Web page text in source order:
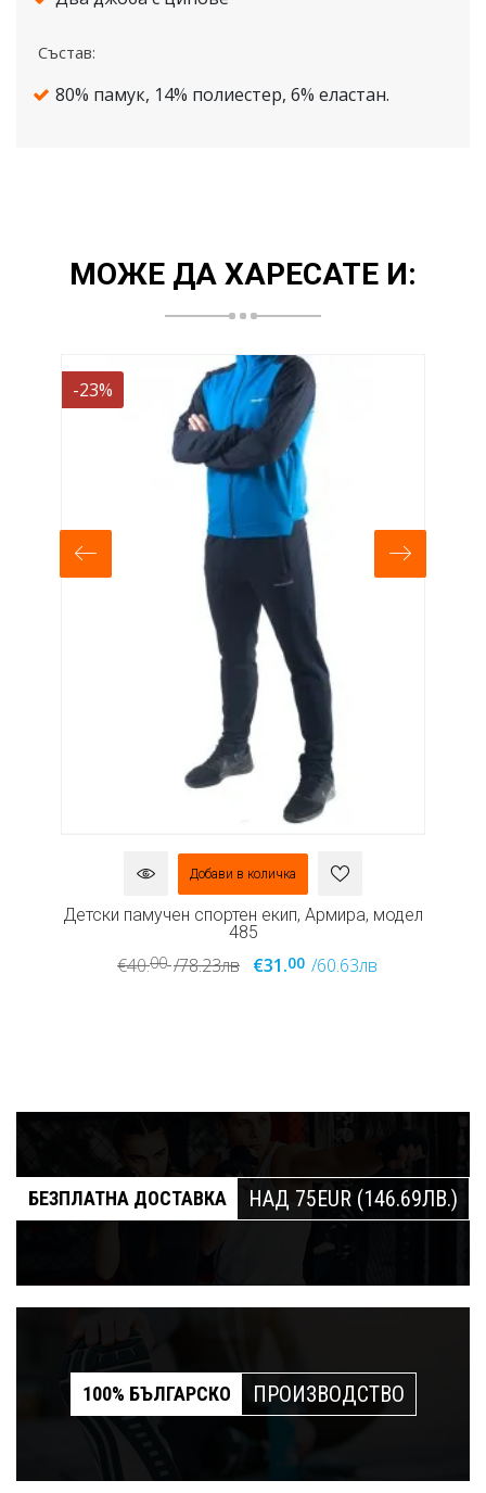
Състав:
80% памук, 14% полиестер, 6% еластан.
МОЖЕ ДА ХАРЕСАТЕ И:
-23%
Добави в количка
Детски памучен спортен екип, Армира, модел
485
€40.00 /78.23лв €31.00 /60.63лв
БЕЗПЛАТНА ДОСТАВКА НАД 75EUR (146.69ЛВ.)
100% БЪЛГАРСКО ПРОИЗВОДСТВО